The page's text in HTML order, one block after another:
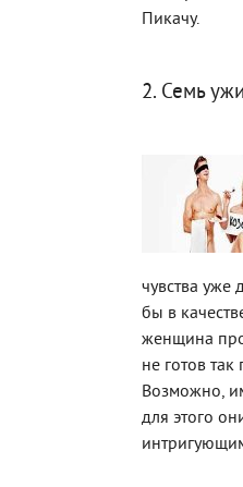
Пикачу.
2. Семь
чувства уже
бы в
женщина
не готов
Возможно,
для этого